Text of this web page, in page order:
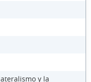
y la